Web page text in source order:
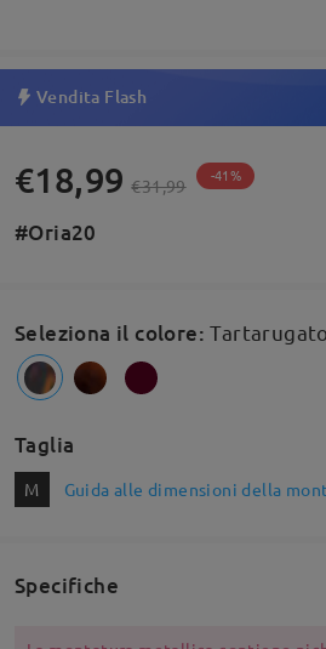
Vendita Flash
€18,99 €31,99 -41%
#Oria20
Seleziona il colore:
Taglia
M Guida alle dimensioni della
Specifiche